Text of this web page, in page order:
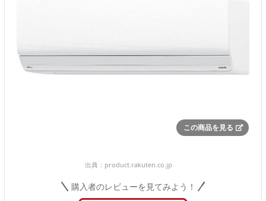
この商品を見る
出典： product.rakuten.co.jp
購入者のレビューを見てみよう！